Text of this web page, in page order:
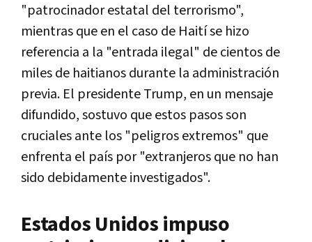
"patrocinador estatal del terrorismo",
mientras que en el caso de Haití se hizo
referencia a la "entrada ilegal" de cientos de
miles de haitianos durante la administración
previa. El presidente Trump, en un mensaje
difundido, sostuvo que estos pasos son
cruciales ante los "peligros extremos" que
enfrenta el país por "extranjeros que no han
sido debidamente investigados".
Estados Unidos impuso